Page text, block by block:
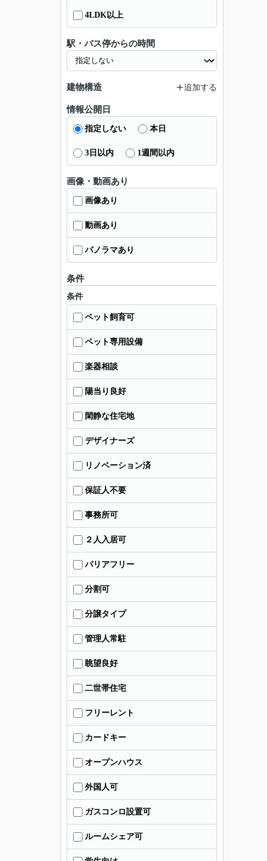
4LDK以上
駅・バス停からの時間
建物構造 追加する
情報公開日
指定しない 本日
3日以内 1週間以内
画像・動画あり
画像あり
動画あり
パノラマあり
条件
条件
ペット飼育可
ペット専用設備
楽器相談
陽当り良好
閑静な住宅地
デザイナーズ
リノベーション済
保証人不要
事務所可
２人入居可
バリアフリー
分割可
分譲タイプ
管理人常駐
眺望良好
二世帯住宅
フリーレント
カードキー
オープンハウス
外国人可
ガスコンロ設置可
ルームシェア可